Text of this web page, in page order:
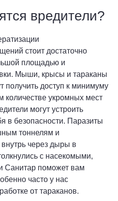
вредители?
стоит достаточно
площадью и
Мыши, крысы и тараканы
получить доступ к минимуму
укромных мест
могут устроить
в безопасности. Паразиты
тоннелям и
через дыры в
с насекомыми,
Санитар поможет вам
часто у нас
от тараканов.